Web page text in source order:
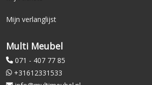
Mijn verlanglijst
Multi Meubel
071 - 407 77 85
+31612331533